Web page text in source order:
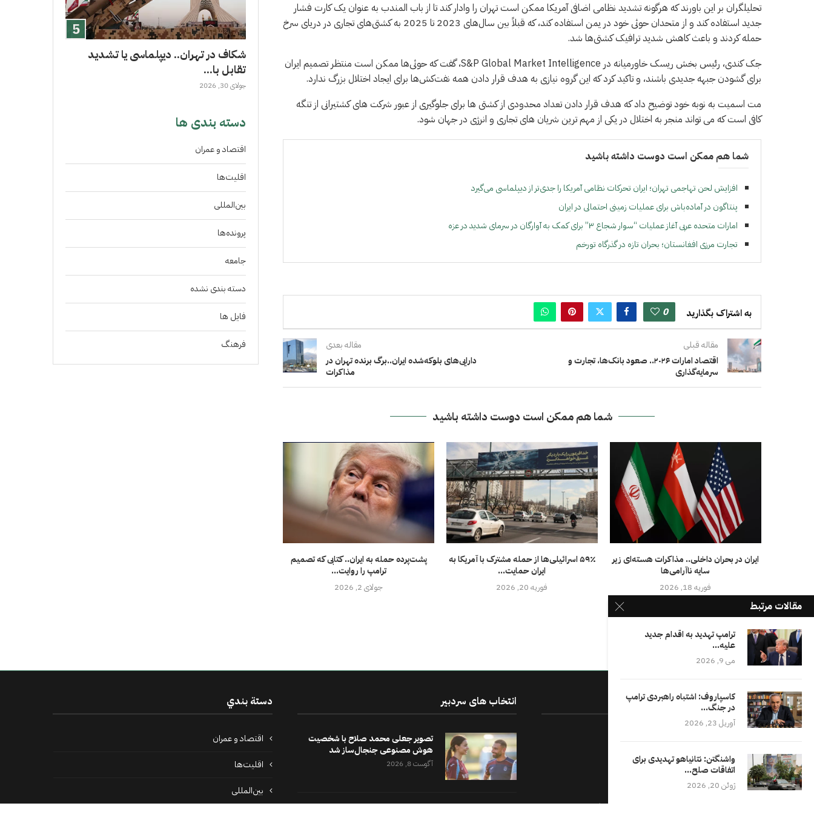
تحلیلگران بر این باورند که هرگونه تشدید نظامی اضافی آمریکا ممکن است تهران را وادار کند تا از باب المندب به عنوان یک کارت فشار
جدید استفاده کند و از متحدان حوثی خود در یمن استفاده کند، که قبلاً بین سال‌های 2023 تا 2025 به کشتی‌های تجاری در دریای سرخ
حمله کردند و باعث کاهش شدید ترافیک کشتی‌ها شد.
جک کندی، رئیس بخش ریسک خاورمیانه در S&P Global Market Intelligence، گفت که حوثی‌ها ممکن است منتظر تصمیم ایران
برای گشودن جبهه جدیدی باشند، و تاکید کرد که این گروه نیازی به هدف قرار دادن همه نفت‌کش‌ها برای ایجاد اختلال بزرگ ندارد.
مت اسمیت به نوبه خود توضیح داد که هدف قرار دادن تعداد محدودی از کشتی ها برای جلوگیری از عبور شرکت های کشتیرانی از تنگه
کافی است که می تواند منجر به اختلال در یکی از مهم ترین شریان های تجاری و انرژی در جهان شود.
شما هم ممکن است دوست داشته باشید
افزایش لحن تهاجمی تهران؛ ایران تحرکات نظامی آمریکا را جدی‌تر از دیپلماسی می‌گیرد
پنتاگون در آماده‌باش برای عملیات زمینی احتمالی در ایران
امارات متحده عربی آغاز عملیات “سوار شجاع ۳” برای کمک به آوارگان در سرمای شدید در عزه
تجارت مرزی افغانستان؛ بحران تازه در گذرگاه تورخم
به اشتراک بگذارید 0
مقاله قبلی
اقتصاد امارات ۲۰۲۶.. صعود بانک‌ها، تجارت و
سرمایه‌گذاری
مقاله بعدی
دارایی‌های بلوکه‌شده ایران..برگ برنده تهران در
مذاکرات
شما هم ممکن است دوست داشته باشید
پشت‌پرده حمله به ایران.. کتابی که تصمیم
ترامپ را روایت...
جولای 2, 2026
۵۹٪ اسرائیلی‌ها از حمله مشترک با آمریکا به
ایران حمایت...
فوریه 20, 2026
ایران در بحران داخلی.. مذاکرات هسته‌ای زیر
سایه ناآرامی‌ها
فوریه 18, 2026
شکاف در تهران.. دیپلماسی یا تشدید
تقابل با...
جولای 30, 2026
دسته بندی ها
اقتصاد و عمران
اقلیت‌ها
بین‌المللی
پرونده‌ها
جامعه
دسته بندی نشده
فايل ها
فرهنگ
درباره ما
جایی که صداها به هم می‌رسند، داستان‌ها رشد می‌کنند و جامعه از
انتخاب های سردبیر
تصویر جعلی محمد صلاح با شخصیت
هوش مصنوعی جنجال‌ساز شد
آگوست 8, 2026
دستة بندي
اقتصاد و عمران
اقلیت‌ها
بین‌المللی
مقالات مرتبط
ترامپ تهدید به اقدام جدید
علیه...
می 9, 2026
کاسپاروف: اشتباه راهبردی ترامپ
در جنگ...
آوریل 23, 2026
واشنگتن: نتانیاهو تهدیدی برای
اتفاقات صلح...
ژوئن 20, 2026